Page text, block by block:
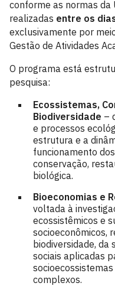
conforme as normas da
realizadas entre os
exclusivamente por
Gestão de Atividades
O programa está
pesquisa:
Ecossistemas,
Biodiversidade –
e processos
estrutura e a
funcionamento
conservação,
biológica.
Bioeconomias e
voltada à
ecossistêmicos e
socioeconômicos,
biodiversidade, da
sociais aplicadas
complexos.